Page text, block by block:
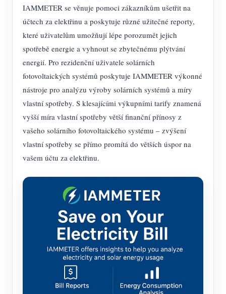
Simulátor IAMMETER
Virtuální měřič
Systém energetického předpovídání a simulace
Aplikace
Monitor energie solárního FV systému
Monitor spotřeby elektřiny
Řídicí systém PV ohřívače
Automatizace domácnosti
Tovární energetické monitorování
Ukládat
Zdroje
Rychlý start produktu
Dokument
FAQ
Zprávy
Blogy
Společenství
Vývojář
Program odměn
O nás
IAMMETER se věnuje pomoci zákazníkům ušetřit na
účtech za elektřinu a poskytuje různé užitečné reporty,
které uživatelům umožňují lépe porozumět jejich
spotřebě energie a vyhnout se zbytečnému plýtvání
energií. Pro rezidenční uživatele solárních
fotovoltaických systémů poskytuje IAMMETER výkonné
nástroje pro analýzu výroby solárních systémů a míry
vlastní spotřeby. S klesajícími výkupními tarify znamená
vyšší míra vlastní spotřeby větší finanční přínosy z
vašeho solárního fotovoltaického systému – zvýšení
vlastní spotřeby se přímo promítá do větších úspor na
vašem účtu za elektřinu.